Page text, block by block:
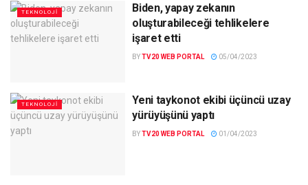
TEKNOLOJI
Biden, yapay zekanın
oluşturabileceği tehlikelere
işaret etti
BYTV20 WEB PORTAL 05/04/2023
TEKNOLOJI
Yeni taykonot ekibi üçüncü uzay
yürüyüşünü yaptı
BYTV20 WEB PORTAL 01/04/2023